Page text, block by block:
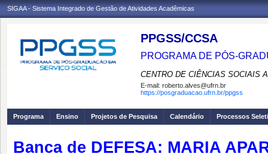
SIGAA - Sistema Integrado de Gestão de Atividades Acadêmicas
PPGSS/CCSA
PROGRAMA DE PÓS-
CENTRO DE CIÊNCIAS SOCIAIS
E-mail: roberto.alves@ufrn.br
https://posgraduacao.ufrn.br/ppgss
Programa Ensino Projetos de Pesquisa Calendário Processos
Banca de DEFESA: MARIA